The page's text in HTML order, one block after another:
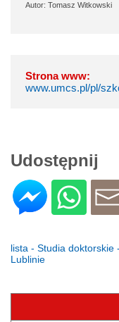
Autor: Tomasz Witkowski
Strona www:
www.umcs.pl/pl/
Udostępnij
lista - Studia doktorskie
Lublinie